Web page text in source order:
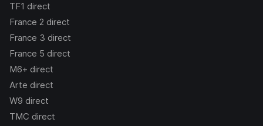
TF1 direct
France 2 direct
France 3 direct
France 5 direct
M6+ direct
Arte direct
W9 direct
TMC direct